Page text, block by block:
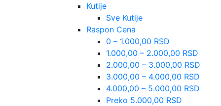
Kutije
Sve Kutije
Raspon Cena
0 – 1.000,00 RSD
1.000,00 – 2.000,00 RSD
2.000,00 – 3.000,00 RSD
3.000,00 – 4.000,00 RSD
4.000,00 – 5.000,00 RSD
Preko 5.000,00 RSD